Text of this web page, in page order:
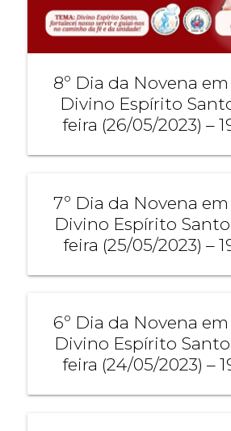
8º Dia da Novena
Divino Espírito
feira (26/05/2023) –
7º Dia da Novena
Divino Espírito
feira (25/05/2023) –
6º Dia da Novena
Divino Espírito
feira (24/05/2023) –